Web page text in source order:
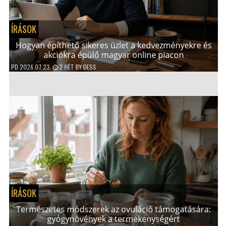
ÍRÁSOK
Hogyan építhető sikeres üzlet a kedvezményekre és
akciókra épülő magyar online piacon
PD 2026.07.23. 2 HÉT BYDESS
ÍRÁSOK
Természetes módszerek az ovuláció támogatására:
gyógynövények a termékenységért